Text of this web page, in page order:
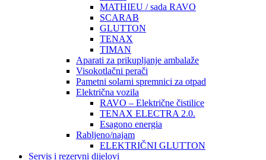
MATHIEU / sada RAVO
SCARAB
GLUTTON
TENAX
TIMAN
Aparati za prikupljanje ambalaže
Visokotlačni perači
Pametni solarni spremnici za otpad
Električna vozila
RAVO – Električne čistilice
TENAX ELECTRA 2.0.
Esagono energia
Rabljeno/najam
ELEKTRIČNI GLUTTON
Servis i rezervni dijelovi